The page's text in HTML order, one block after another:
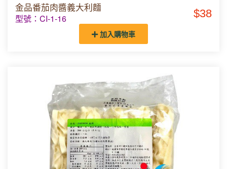
金品番茄肉醬義大利麵
型號：CI-1-16 $38
加入購物車